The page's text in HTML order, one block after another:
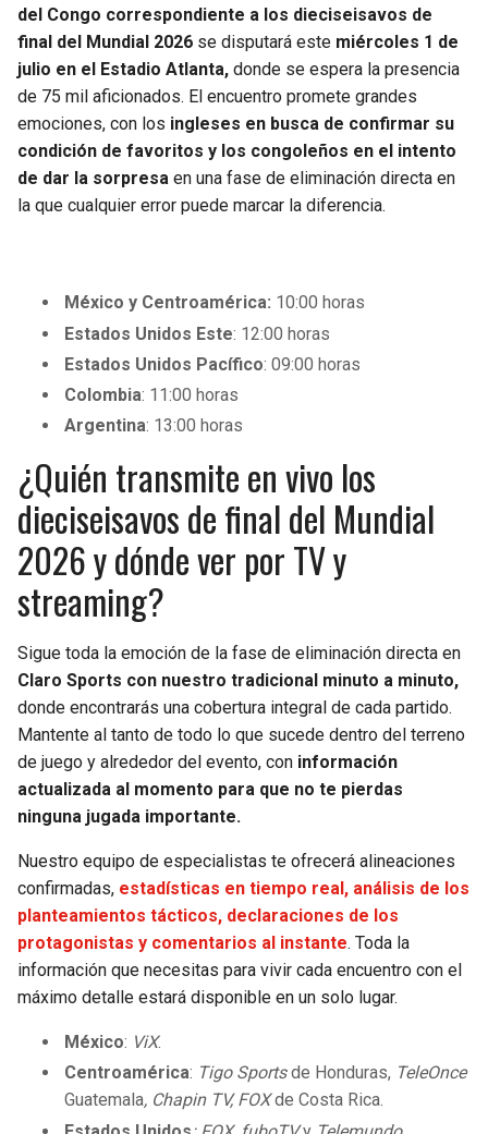
del Congo correspondiente a los dieciseisavos de
final del Mundial 2026 se disputará este miércoles 1 de
julio en el Estadio Atlanta, donde se espera la presencia
de 75 mil aficionados. El encuentro promete grandes
emociones, con los ingleses en busca de confirmar su
condición de favoritos y los congoleños en el intento
de dar la sorpresa en una fase de eliminación directa en
la que cualquier error puede marcar la diferencia.
México y Centroamérica: 10:00 horas
Estados Unidos Este: 12:00 horas
Estados Unidos Pacífico: 09:00 horas
Colombia: 11:00 horas
Argentina: 13:00 horas
¿Quién transmite en vivo los
dieciseisavos de final del Mundial
2026 y dónde ver por TV y
streaming?
Sigue toda la emoción de la fase de eliminación directa en
Claro Sports con nuestro tradicional minuto a minuto,
donde encontrarás una cobertura integral de cada partido.
Mantente al tanto de todo lo que sucede dentro del terreno
de juego y alrededor del evento, con información
actualizada al momento para que no te pierdas
ninguna jugada importante.
Nuestro equipo de especialistas te ofrecerá alineaciones
confirmadas, estadísticas en tiempo real, análisis de los
planteamientos tácticos, declaraciones de los
protagonistas y comentarios al instante. Toda la
información que necesitas para vivir cada encuentro con el
máximo detalle estará disponible en un solo lugar.
México: ViX.
Centroamérica: Tigo Sportsde Honduras, TeleOnce
Guatemala, Chapin TV, FOXde Costa Rica.